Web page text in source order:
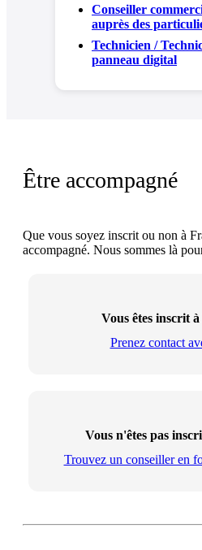
Conseiller
auprès des
Technicien /
panneau digital
Être accompagné
Que vous soyez inscrit ou non à
accompagné. Nous sommes là
Vous êtes inscrit
Prenez contact
Vous n'êtes pas
Trouvez un conseiller en